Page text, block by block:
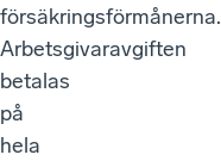
försäkringsförmånerna.
Arbetsgivaravgiften
betalas
på
hela